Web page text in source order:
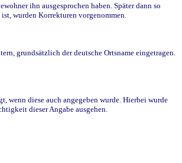
ihn ausgesprochen haben. Später dann so
wurden Korrekturen vorgenommen.
grundsätzlich der deutsche Ortsname eingetragen.
wenn diese auch angegeben wurde. Hierbei wurde
dieser Angabe ausgehen.